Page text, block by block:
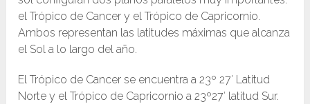
el Trópico de Cancer y el Trópico de Capricornio.
Ambos representan las latitudes máximas que alcanza
el Sol a lo largo del año.
El Trópico de Cancer se encuentra a 23º 27′ Latitud
Norte y el Trópico de Capricornio a 23º27′ latitud Sur.